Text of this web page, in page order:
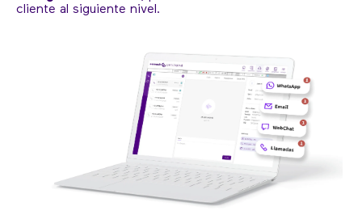
cliente al siguiente nivel.